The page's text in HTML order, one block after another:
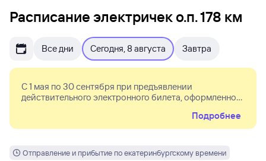
Расписание электричек о.п. 178 км
Все дни Сегодня, 8 августа Завтра
С 1 мая по 30 сентября при предъявлении
действительного электронного билета, оформленного
Пермской пригородной компании можно бесплатно
провезти велосипед или средство индивидуальной
бесплатный провоз одного средства передвижения.
Подробнее
Отправление и прибытие по екатеринбургскому времени